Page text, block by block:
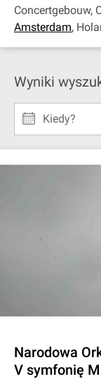
Concertgebouw,
Amsterdam,
Wyniki
Kiedy?
Narodowa
V symfonię